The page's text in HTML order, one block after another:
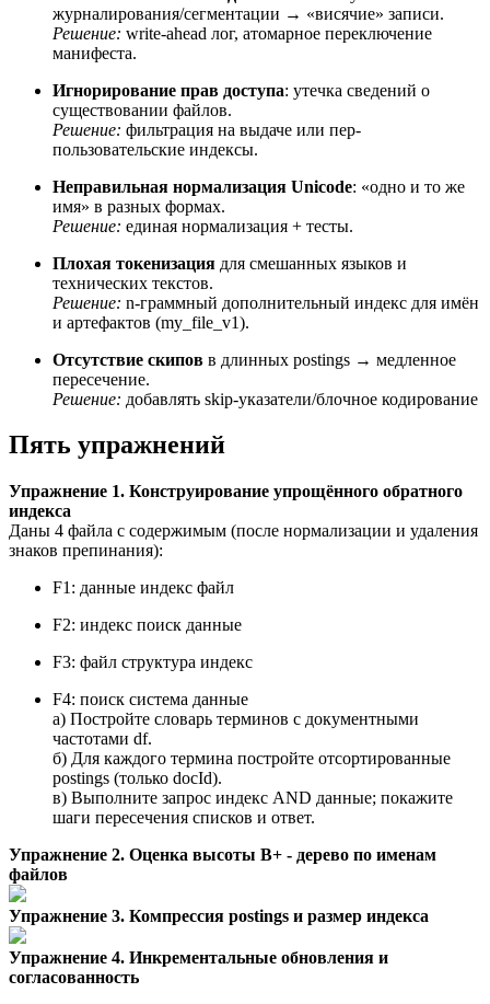
журналирования/сегментации → «висячие» записи.
Решение: write-ahead лог, атомарное переключение
манифеста.
Игнорирование прав доступа: утечка сведений о
существовании файлов.
Решение: фильтрация на выдаче или пер-
пользовательские индексы.
Неправильная нормализация Unicode: «одно и то же
имя» в разных формах.
Решение: единая нормализация + тесты.
Плохая токенизация для смешанных языков и
технических текстов.
Решение: n-граммный дополнительный индекс для имён
и артефактов (my_file_v1).
Отсутствие скипов в длинных postings → медленное
пересечение.
Решение: добавлять skip-указатели/блочное кодирование
Пять упражнений
Упражнение 1. Конструирование упрощённого обратного
индекса
Даны 4 файла с содержимым (после нормализации и удаления
знаков препинания):
F1: данные индекс файл
F2: индекс поиск данные
F3: файл структура индекс
F4: поиск система данные
а) Постройте словарь терминов с документными
частотами df.
б) Для каждого термина постройте отсортированные
postings (только docId).
в) Выполните запрос индекс AND данные; покажите
шаги пересечения списков и ответ.
Упражнение 2. Оценка высоты В+ - дерево по именам
файлов
Упражнение 3. Компрессия postings и размер индекса
Упражнение 4. Инкрементальные обновления и
согласованность